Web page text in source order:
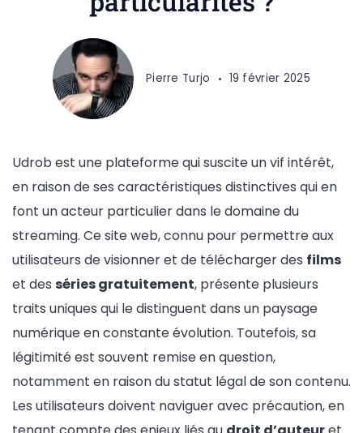
Pierre Turjo 19 février 2025
Udrob est une plateforme qui suscite un vif intérêt,
en raison de ses caractéristiques distinctives qui en
font un acteur particulier dans le domaine du
streaming. Ce site web, connu pour permettre aux
utilisateurs de visionner et de télécharger des films
et des séries gratuitement, présente plusieurs
traits uniques qui le distinguent dans un paysage
numérique en constante évolution. Toutefois, sa
légitimité est souvent remise en question,
notamment en raison du statut légal de son contenu.
Les utilisateurs doivent naviguer avec précaution, en